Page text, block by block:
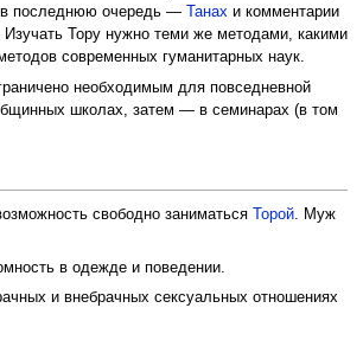
последнюю очередь — Танах и комментарии
Изучать Тору нужно теми же методами, какими
современных гуманитарных наук.
необходимым для повседневной
школах, затем — в семинарах (в том
свободно заниматься Торой. Муж
в одежде и поведении.
и внебрачных сексуальных отношениях